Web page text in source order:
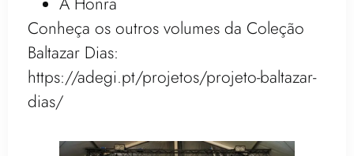
Conheça os outros volumes da Coleção
Baltazar Dias:
https://adegi.pt/projetos/projeto-baltazar-
dias/